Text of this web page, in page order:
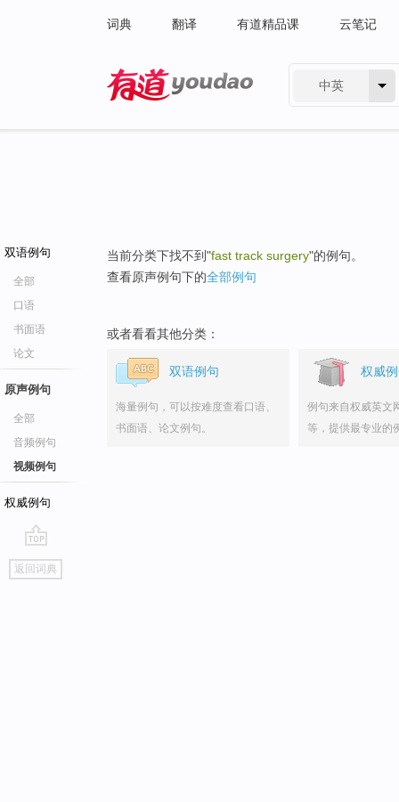
词典 翻译 有道精品课 云笔记
中英
双语例句
全部
口语
书面语
论文
原声例句
全部
音频例句
视频例句
权威例句
go
top
返回词典
当前分类下找不到"fast track surgery"的例句。
查看原声例句下的全部例句
或者看看其他分类：
双语例句
海量例句，可以按难度查看口语、
书面语、论文例句。
权威
例句来自权威英文
等，提供最专业的